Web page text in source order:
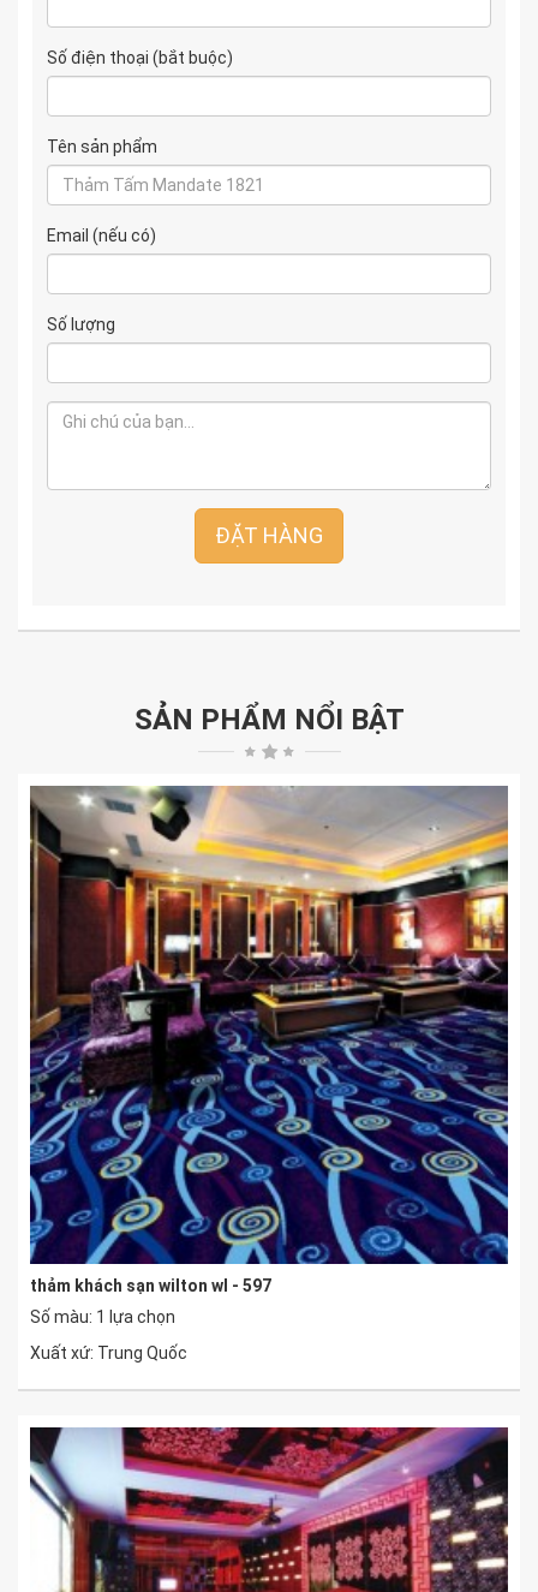
Số điện thoại (bắt buộc)
Tên sản phẩm
Email (nếu có)
Số lượng
ĐẶT HÀNG
SẢN PHẨM NỔI BẬT
thảm khách sạn wilton wl - 597
Số màu: 1 lựa chọn
Xuất xứ: Trung Quốc